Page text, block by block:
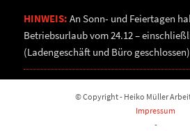
HINWEIS: An Sonn- und Feiertagen
Betriebsurlaub vom 24.12 –
(Ladengeschäft und Büro geschlossen)
© Copyright - Heiko Müller
Impressum
-